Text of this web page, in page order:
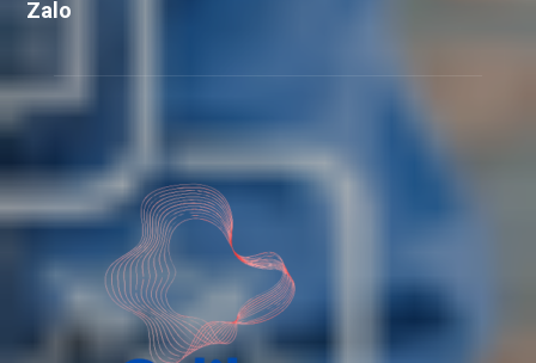
Zalo